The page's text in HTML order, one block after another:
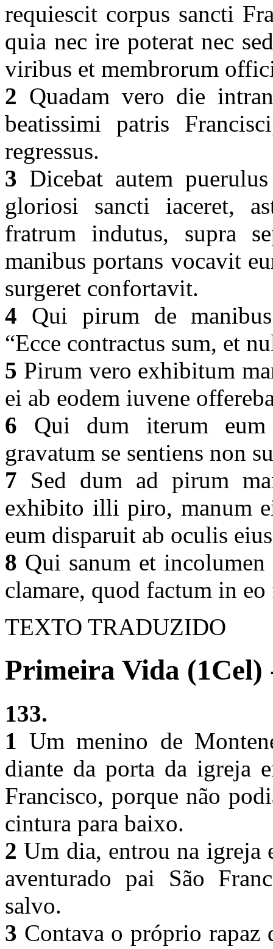
requiescit corpus sancti
quia nec ire poterat nec
viribus et membrorum
2 Quadam vero die
beatissimi patris
regressus.
3 Dicebat autem
gloriosi sancti iaceret,
fratrum indutus, supra
manibus portans vocavit
surgeret confortavit.
4 Qui pirum de manibus
“Ecce contractus sum, et
5 Pirum vero exhibitum
ei ab eodem iuvene
6 Qui dum iterum eum
gravatum se sentiens non
7 Sed dum ad pirum
exhibito illi piro, manum
eum disparuit ab oculis
8 Qui sanum et
clamare, quod factum in
TEXTO TRADUZIDO
Primeira Vida (1Cel)
133.
1 Um menino de
diante da porta da igreja
Francisco, porque não
cintura para baixo.
2 Um dia, entrou na igreja
aventurado pai São
salvo.
3 Contava o próprio rapaz